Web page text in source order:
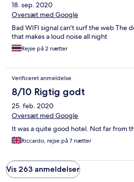
18. sep. 2020
Oversæt med Google
Bad WIFI signal can't surf the web The
that makes a loud noise all night
Rejse på 2 nætter
Verificeret anmeldelse
8/10 Rigtig godt
25. feb. 2020
Oversæt med Google
It was a quite good hotel. Not far from
Riccardo, rejse på 7 nætter
Vis 263 anmeldelser